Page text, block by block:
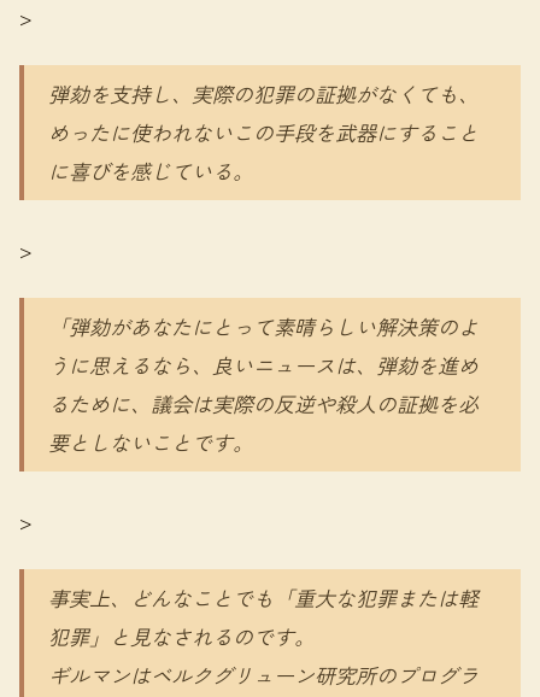
>
弾劾を支持し、実際の犯罪の証拠がなくても、
めったに使われないこの手段を武器にすること
に喜びを感じている。
>
「弾劾があなたにとって素晴らしい解決策のよ
うに思えるなら、良いニュースは、弾劾を進め
るために、議会は実際の反逆や殺人の証拠を必
要としないことです。
>
事実上、どんなことでも「重大な犯罪または軽
犯罪」と見なされるのです。
ギルマンはベルクグリューン研究所のプログラ